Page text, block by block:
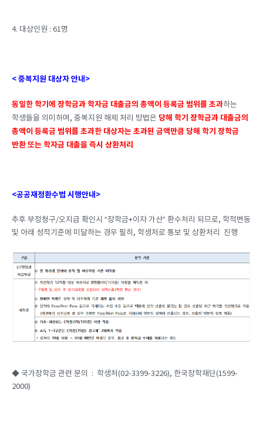
4. 대상인원 : 61명
< 중복지원 대상자 안내>
동일한 학기에 장학금과 학자금 대출금의 총액이 등록금 범위를 초과하는
학생들을 의미하며, 중복지원 해제 처리 방법은 당해 학기 장학금과 대출금의
총액이 등록금 범위를 초과한 대상자는 초과된 금액만큼 당해 학기 장학금
반환 또는 학자금 대출을 즉시 상환처리
<공공재정환수법 시행안내>
추후 부정청구/오지급 확인시 “장학금+이자 가산” 환수처리 되므로, 학적변동
및 아래 성적기준에 미달하는 경우 필히, 학생처로 통보 및 상환처리 진행
◆ 국가장학금 관련 문의 : 학생처(02-3399-3226), 한국장학재단(1599-
2000)